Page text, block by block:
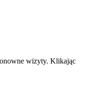
wizyty. Klikając